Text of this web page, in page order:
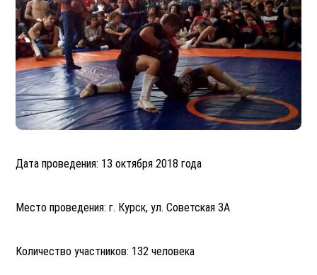
Дата проведения: 13 октября 2018 года
Место проведения: г. Курск, ул. Советская 3А
Количество участников: 132 человека